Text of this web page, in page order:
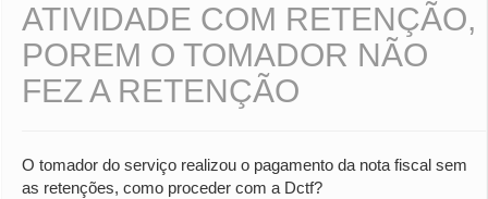
ATIVIDADE COM RETENÇÃO,
POREM O TOMADOR NÃO
FEZ A RETENÇÃO
O tomador do serviço realizou o pagamento da nota fiscal sem
as retenções, como proceder com a Dctf?